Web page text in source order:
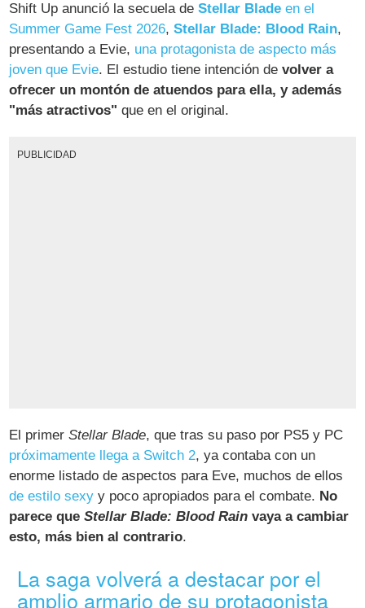
Shift Up anunció la secuela deStellar Blade en el
Summer Game Fest 2026,Stellar Blade: Blood Rain,
presentando a Evie, una protagonista de aspecto más
joven que Evie. El estudio tiene intención devolver a
ofrecer un montón de atuendos para ella, y además
"más atractivos" que en el original.
PUBLICIDAD
El primerStellar Blade, que tras su paso por PS5 y PC
próximamente llega a Switch 2, ya contaba con un
enorme listado de aspectos para Eve, muchos de ellos
de estilo sexy y poco apropiados para el combate. No
parece queStellar Blade: Blood Rain vaya a cambiar
esto, más bien al contrario.
La saga volverá a destacar por el
amplio armario de su protagonista